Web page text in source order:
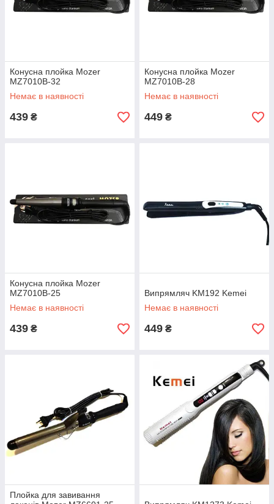
Конусна плойка Mozer
MZ7010B-32
Немає в наявності
439 ₴
Конусна плойка Mozer
MZ7010B-28
Немає в наявності
449 ₴
Конусна плойка Mozer
MZ7010B-25
Немає в наявності
439 ₴
Випрямляч KM192 Kemei
Немає в наявності
449 ₴
Плойка для завивання